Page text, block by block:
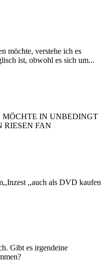
möchte, verstehe ich es
ist, obwohl es sich um...
IN UNBEDINGT
RIESEN FAN
,,auch als DVD kaufen
Gibt es irgendeine